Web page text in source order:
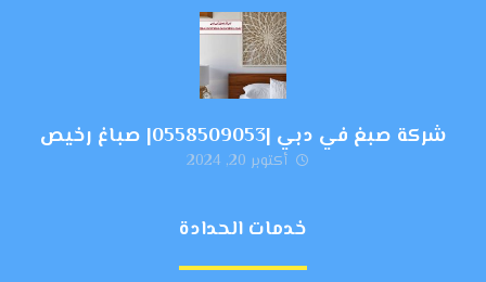
شركة صبغ في دبي |0558509053| صباغ رخيص
أكتوبر 20, 2024
خدمات الحدادة